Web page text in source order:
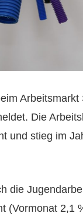
Die
und stieg im
die
(Vormonat 2,1